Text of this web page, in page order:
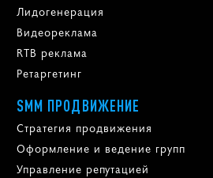
Лидогенерация
Видеореклама
RTB реклама
Ретаргетинг
SMM ПРОДВИЖЕНИЕ
Стратегия продвижения
Оформление и ведение групп
Управление репутацией